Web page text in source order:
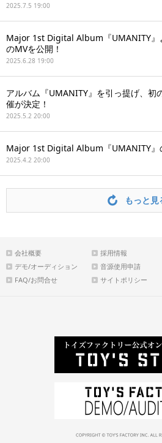
2025.7.5 19:00
Major 1st Digital Album『UMANITY』
のMVを公開！
2025.6.28 19:00
アルバム『UMANITY』を引っ提げ、初
催が決定！
2025.5.2 20:00
Major 1st Digital Album『UMANITY』
2025.4.2 20:00
もっと見
会社概要
採用情報
デモ/オーディション
音源使用申請
FAQ/お問合せ
サイトポリシー